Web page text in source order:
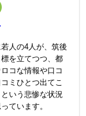
人の4人が、筑後
を立てつつ、都
コな情報や口コ
ミひとつ出てこ
いう悲惨な状況
ています。